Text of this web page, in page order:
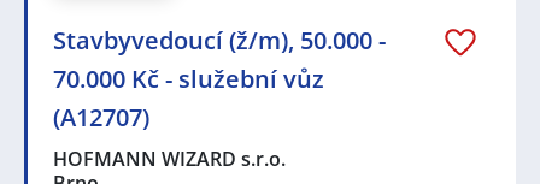
Stavbyvedoucí (ž/m), 50.000 -
70.000 Kč - služební vůz
(A12707)
HOFMANN WIZARD s.r.o.